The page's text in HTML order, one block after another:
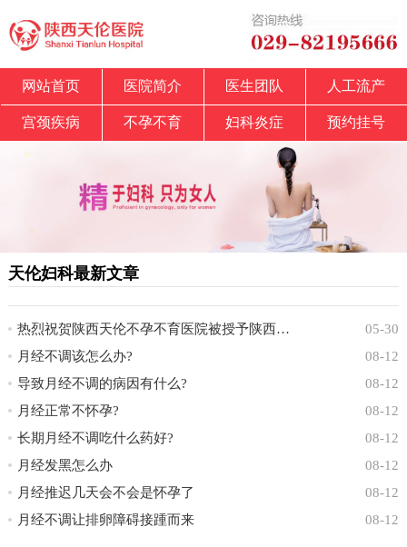
网站首页 医院简介 医生团队 人工流产
宫颈疾病 不孕不育 妇科炎症 预约挂号
天伦妇科最新文章
05-30
热烈祝贺陕西天伦不孕不育医院被授予陕西省中
08-12
月经不调该怎么办?
08-12
导致月经不调的病因有什么?
08-12
月经正常不怀孕?
08-12
长期月经不调吃什么药好?
08-12
月经发黑怎么办
08-12
月经推迟几天会不会是怀孕了
08-12
月经不调让排卵障碍接踵而来